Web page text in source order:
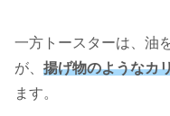
一方トースターは、油
が、 揚げ物のようなカ
ます。